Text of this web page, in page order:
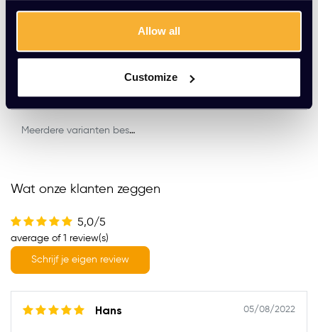
Allow all
Customize
EUR 359,00 Excl. btw
Meerdere varianten beschikbaar
Wat onze klanten zeggen
5,0/5
average of 1 review(s)
Schrijf je eigen review
Hans 05/08/2022